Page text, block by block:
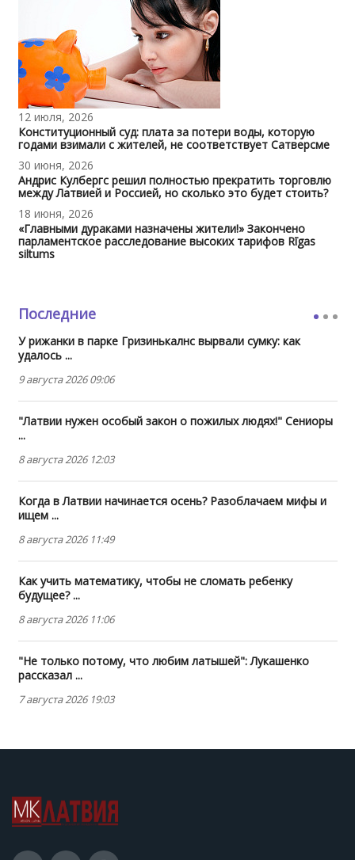
12 июля, 2026
Конституционный суд: плата за потери воды, которую
годами взимали с жителей, не соответствует Сатверсме
30 июня, 2026
Андрис Кулбергс решил полностью прекратить торговлю
между Латвией и Россией, но сколько это будет стоить?
18 июня, 2026
«Главными дураками назначены жители!» Закончено
парламентское расследование высоких тарифов Rīgas
siltums
Последние
У рижанки в парке Гризинькалнс вырвали сумку: как
удалось ...
9 августа 2026 09:06
"Латвии нужен особый закон о пожилых людях!" Сениоры
...
8 августа 2026 12:03
Когда в Латвии начинается осень? Разоблачаем мифы и
ищем ...
8 августа 2026 11:49
Как учить математику, чтобы не сломать ребенку
будущее? ...
8 августа 2026 11:06
"Не только потому, что любим латышей": Лукашенко
рассказал ...
7 августа 2026 19:03